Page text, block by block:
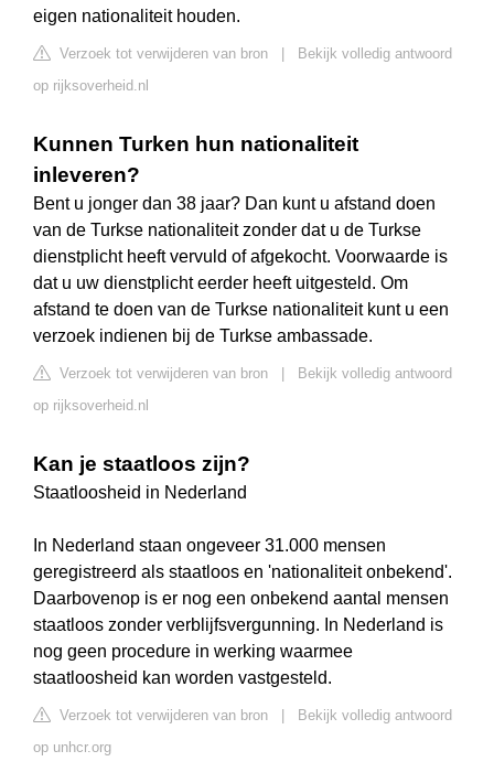
eigen nationaliteit houden.
Verzoek tot verwijderen van bron
Bekijk volledig antwoord
op rijksoverheid.nl
Kunnen Turken hun nationaliteit
inleveren?
Bent u jonger dan 38 jaar? Dan kunt u afstand doen
van de Turkse nationaliteit zonder dat u de Turkse
dienstplicht heeft vervuld of afgekocht. Voorwaarde is
dat u uw dienstplicht eerder heeft uitgesteld. Om
afstand te doen van de Turkse nationaliteit kunt u een
verzoek indienen bij de Turkse ambassade.
Verzoek tot verwijderen van bron
Bekijk volledig antwoord
op rijksoverheid.nl
Kan je staatloos zijn?
Staatloosheid in Nederland
In Nederland staan ongeveer 31.000 mensen
geregistreerd als staatloos en 'nationaliteit onbekend'.
Daarbovenop is er nog een onbekend aantal mensen
staatloos zonder verblijfsvergunning. In Nederland is
nog geen procedure in werking waarmee
staatloosheid kan worden vastgesteld.
Verzoek tot verwijderen van bron
Bekijk volledig antwoord
op unhcr.org